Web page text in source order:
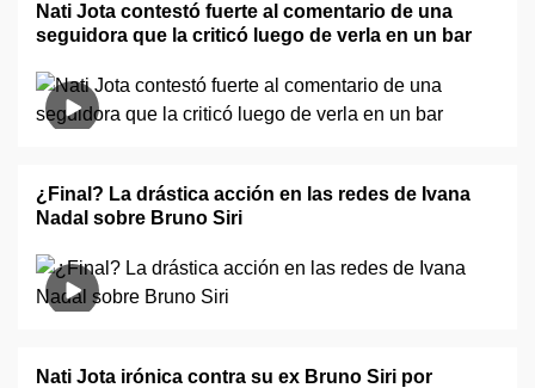
Nati Jota contestó fuerte al comentario de una
seguidora que la criticó luego de verla en un bar
¿Final? La drástica acción en las redes de Ivana
Nadal sobre Bruno Siri
Nati Jota irónica contra su ex Bruno Siri por